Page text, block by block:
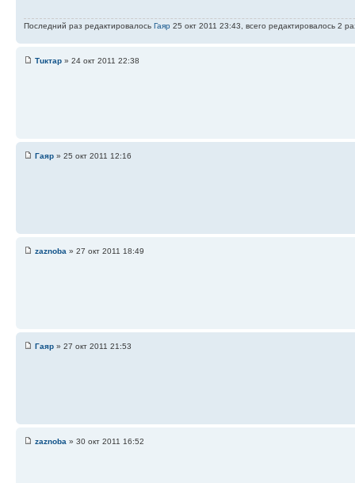
Последний раз редактировалось Гаяр 25 окт 2011 23:43, всего редактировалось 2
Тuктар » 24 окт 2011 22:38
Гаяр » 25 окт 2011 12:16
zaznoba » 27 окт 2011 18:49
Гаяр » 27 окт 2011 21:53
zaznoba » 30 окт 2011 16:52